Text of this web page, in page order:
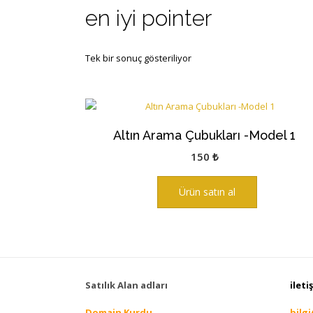
en iyi pointer
Tek bir sonuç gösteriliyor
Altın Arama Çubukları -Model 1
150 ₺
Ürün satın al
Satılık Alan adları